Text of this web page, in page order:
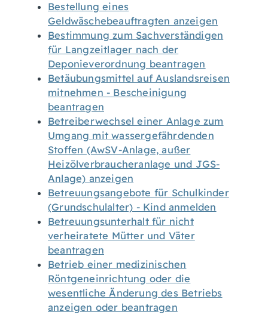
Bestellung eines
Geldwäschebeauftragten anzeigen
Bestimmung zum Sachverständigen
für Langzeitlager nach der
Deponieverordnung beantragen
Betäubungsmittel auf Auslandsreisen
mitnehmen - Bescheinigung
beantragen
Betreiberwechsel einer Anlage zum
Umgang mit wassergefährdenden
Stoffen (AwSV-Anlage, außer
Heizölverbraucheranlage und JGS-
Anlage) anzeigen
Betreuungsangebote für Schulkinder
(Grundschulalter) - Kind anmelden
Betreuungsunterhalt für nicht
verheiratete Mütter und Väter
beantragen
Betrieb einer medizinischen
Röntgeneinrichtung oder die
wesentliche Änderung des Betriebs
anzeigen oder beantragen